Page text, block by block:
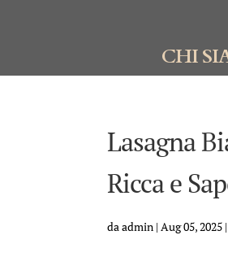
CHI
Lasagna
Ricca e
daadmin | Aug 05, 2025 |